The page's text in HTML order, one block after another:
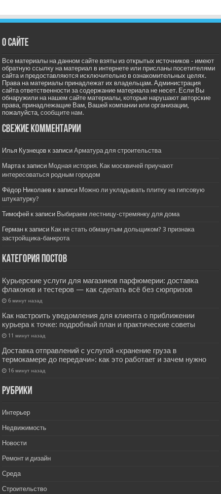
О сайте
Все материалы на данном сайте взяты из открытых источников - имеют
обратную ссылку на материал в интернете или присланы посетителями
сайта и предоставляются исключительно в ознакомительных целях.
Права на материалы принадлежат их владельцам. Администрация
сайта ответственности за содержание материала не несет. Если Вы
обнаружили на нашем сайте материалы, которые нарушают авторские
права, принадлежащие Вам, Вашей компании или организации,
пожалуйста,сообщите нам.
Свежие комментарии
Илья Кузнецов к записиАрматура для строительства
Мартак записи Модная история. Как москвичей приучают
интересоваться родным городом
Фёдор Николаев к записи Можно ли укладывать плитку на гипсовую
штукатурку?
Тимофей к записи Выбираем лестницу-стремянку для дома
Герман к записи Как не стать обманутым дольщиком? 3 признака
застройщика-банкрота
Категория постов
Курьерские услуги для магазинов парфюмерии: доставка
флаконов и тестеров — как сделать всё без сюрпризов
6 минут назад
Как настроить уведомления для клиента о приближении
курьера к точке: подробный план и практические советы
11 минут назад
Доставка отправлений с услугой «хранение груза в
термокамере до передачи»: как это работает и зачем нужно
16 минут назад
РУбрики
Интерьер
Недвижимость
Новости
Ремонт и дизайн
Среда
Строительство